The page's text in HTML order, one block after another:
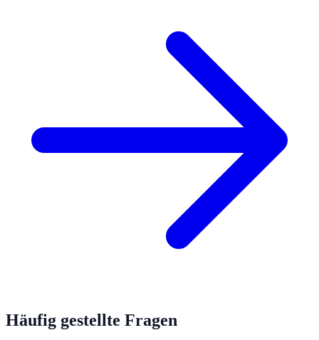
Häufig gestellte Fragen